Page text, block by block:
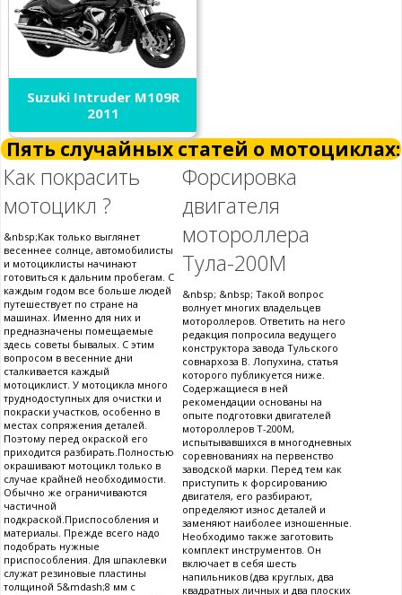
Suzuki Intruder M109R
2011
Пять случайных статей о мотоциклах:
Как покрасить
мотоцикл ?
&nbsp;Как только выглянет
весеннее солнце, автомобилисты
и мотоциклисты начинают
готовиться к дальним пробегам. С
каждым годом все больше людей
путешествует по стране на
машинах. Именно для них и
предназначены помещаемые
здесь советы бывалых. С этим
вопросом в весенние дни
сталкивается каждый
мотоциклист. У мотоцикла много
труднодоступных для очистки и
покраски участков, особенно в
местах сопряжения деталей.
Поэтому перед окраской его
приходится разбирать.Полностью
окрашивают мотоцикл только в
случае крайней необходимости.
Обычно же ограничиваются
частичной
подкраской.Приспособления и
материалы. Прежде всего надо
подобрать нужные
приспособления. Для шпаклевки
служат резиновые пластины
толщиной 5&mdash;8 мм с
Форсировка
двигателя
мотороллера
Тула-200М
&nbsp; &nbsp; Такой вопрос
волнует многих владельцев
мотороллеров. Ответить на него
редакция попросила ведущего
конструктора завода Тульского
совнархоза В. Лопухина, статья
которого публикуется ниже.
Содержащиеся в ней
рекомендации основаны на
опыте подготовки двигателей
мотороллеров Т-200М,
испытывавшихся в многодневных
соревнованиях на первенство
заводской марки. Перед тем как
приступить к форсированию
двигателя, его разбирают,
определяют износ деталей и
заменяют наиболее изношенные.
Необходимо также заготовить
комплект инструментов. Он
включает в себя шесть
напильников (два круглых, два
квадратных личных и два плоских